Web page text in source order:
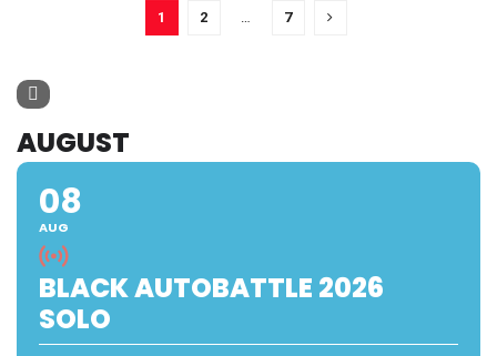
1 2 … 7
AUGUST
08
AUG
BLACK AUTOBATTLE 2026
SOLO